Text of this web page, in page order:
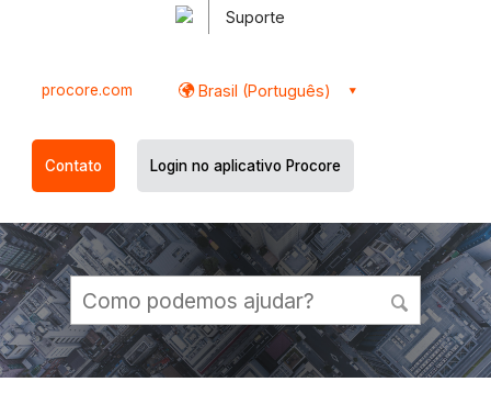
Suporte
procore.com Brasil (Português)
Contato Login no aplicativo Procore